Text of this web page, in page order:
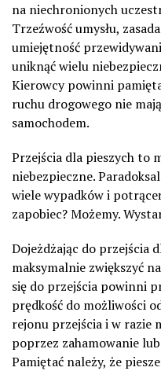
na niechronionych
Trzeźwość umysłu,
umiejętność
uniknąć wielu
Kierowcy powinni
ruchu drogowego nie
samochodem.
Przejścia dla pieszych to
niebezpieczne.
wiele wypadków i
zapobiec? Możemy.
Dojeżdżając do przejścia
maksymalnie zwiększyć
się do przejścia powinni
prędkość do możliwości
rejonu przejścia i w razie
poprzez zahamowanie
Pamiętać należy, że